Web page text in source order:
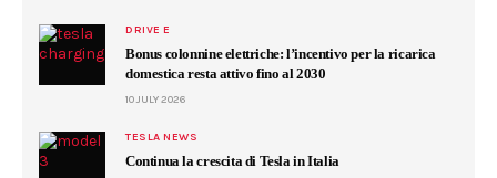
DRIVE E
Bonus colonnine elettriche: l’incentivo per la ricarica
domestica resta attivo fino al 2030
10 JULY 2026
TESLA NEWS
Continua la crescita di Tesla in Italia